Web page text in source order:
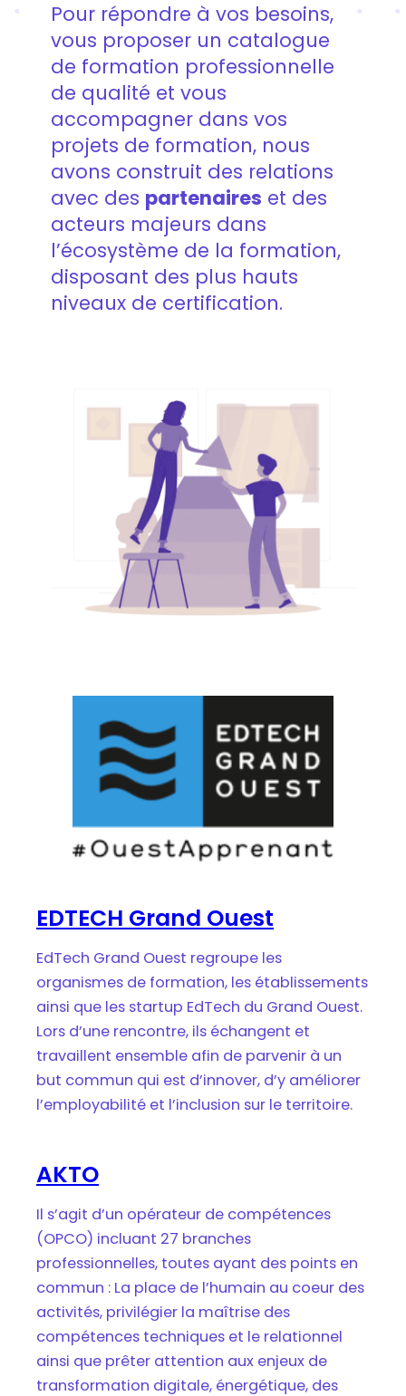
Pour répondre à vos besoins,
vous proposer un catalogue
de formation professionnelle
de qualité et vous
accompagner dans vos
projets de formation, nous
avons construit des relations
avec des partenaires et des
acteurs majeurs dans
l’écosystème de la formation,
disposant des plus hauts
niveaux de certification.
EDTECH Grand Ouest
EdTech Grand Ouest regroupe les
organismes de formation, les établissements
ainsi que les startup EdTech du Grand Ouest.
Lors d’une rencontre, ils échangent et
travaillent ensemble afin de parvenir à un
but commun qui est d’innover, d’y améliorer
l’employabilité et l’inclusion sur le territoire.
AKTO
Il s’agit d’un opérateur de compétences
(OPCO) incluant 27 branches
professionnelles, toutes ayant des points en
commun : La place de l’humain au coeur des
activités, privilégier la maîtrise des
compétences techniques et le relationnel
ainsi que prêter attention aux enjeux de
transformation digitale, énergétique, des